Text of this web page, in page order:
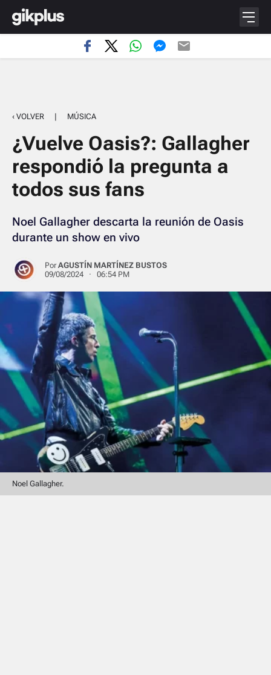
‹ VOLVER | MÚSICA
¿Vuelve Oasis?: Gallagher
respondió la pregunta a
todos sus fans
Noel Gallagher descarta la reunión de Oasis
durante un show en vivo
PorAGUSTÍN MARTÍNEZ BUSTOS
09/08/2024 · 06:54 PM
Noel Gallagher.